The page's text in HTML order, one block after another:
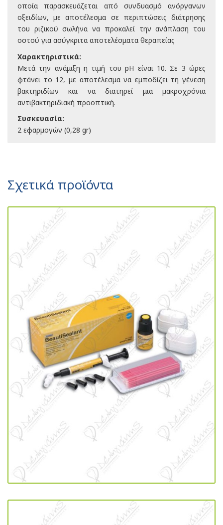
οποία παρασκευάζεται από συνδυασμό ανόργανων
οξειδίων, με αποτέλεσμα σε περιπτώσεις διάτρησης
του ριζικού σωλήνα να προκαλεί την ανάπλαση του
οστού για ασύγκριτα αποτελέσματα θεραπείας
Χαρακτηριστικά:
Μετά την ανάμιξη η τιμή του pH είναι 10. Σε 3 ώρες
φτάνει το 12, με αποτέλεσμα να εμποδίζει τη γένεση
βακτηριδίων και να διατηρεί μια μακροχρόνια
αντιβακτηριδιακή προοπτική.
Συσκευασία:
2 εφαρμογών (0,28 gr)
Σχετικά προϊόντα